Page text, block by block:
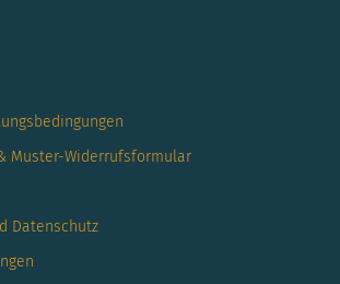
Muster-Widerrufsformular
Datenschutz